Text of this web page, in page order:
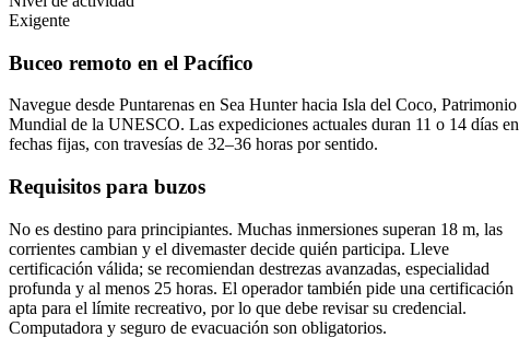
Exigente
Buceo remoto en el Pacífico
Navegue desde Puntarenas en Sea Hunter hacia Isla del Coco, Patrimonio
Mundial de la UNESCO. Las expediciones actuales duran 11 o 14 días en
fechas fijas, con travesías de 32–36 horas por sentido.
Requisitos para buzos
No es destino para principiantes. Muchas inmersiones superan 18 m, las
corrientes cambian y el divemaster decide quién participa. Lleve
certificación válida; se recomiendan destrezas avanzadas, especialidad
profunda y al menos 25 horas. El operador también pide una certificación
apta para el límite recreativo, por lo que debe revisar su credencial.
Computadora y seguro de evacuación son obligatorios.